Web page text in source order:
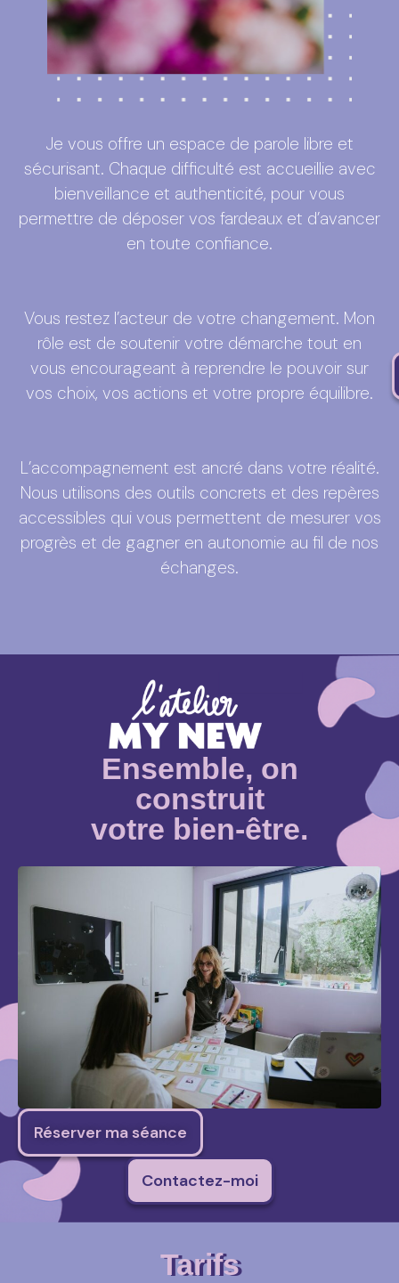
Je vous offre un espace de parole libre et
sécurisant. Chaque difficulté est accueillie avec
bienveillance et authenticité, pour vous
permettre de déposer vos fardeaux et d’avancer
en toute confiance.
Vous restez l’acteur de votre changement. Mon
rôle est de soutenir votre démarche tout en
vous encourageant à reprendre le pouvoir sur
vos choix, vos actions et votre propre équilibre.
L’accompagnement est ancré dans votre réalité.
Nous utilisons des outils concrets et des repères
accessibles qui vous permettent de mesurer vos
progrès et de gagner en autonomie au fil de nos
échanges.
Ensemble, on
construit
votre bien-être.
Réserver ma séance
Contactez-moi
Tarifs